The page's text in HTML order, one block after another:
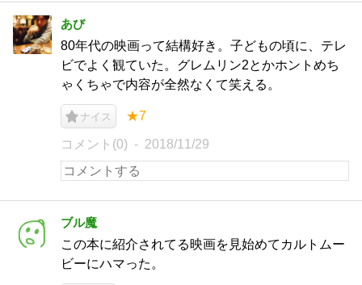
あび
80年代の映画って結構好き。子どもの頃に、テレ
ビでよく観ていた。グレムリン2とかホントめち
ゃくちゃで内容が全然なくて笑える。
ナイス ★7
コメント(0) 2018/11/29
ブル魔
この本に紹介されてる映画を見始めてカルトムー
ビーにハマった。